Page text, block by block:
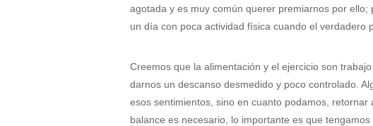
agotada y es muy común querer premiarnos por
un día con poca actividad física cuando el verdadero
Creemos que la alimentación y el ejercicio son
darnos un descanso desmedido y poco controlado.
esos sentimientos, sino en cuanto podamos,
balance es necesario, lo importante es que